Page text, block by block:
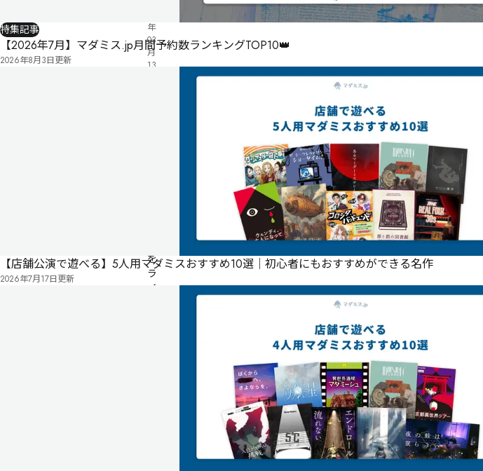
年
03
月
13
を
ラ
イ
特集記事
【2026年7月】マダミス.jp月間予約数ランキングTOP10👑
2026年8月3日更新
【店舗公演で遊べる】5人用マダミスおすすめ10選｜初心者にもおすすめができる名作
2026年7月17日更新